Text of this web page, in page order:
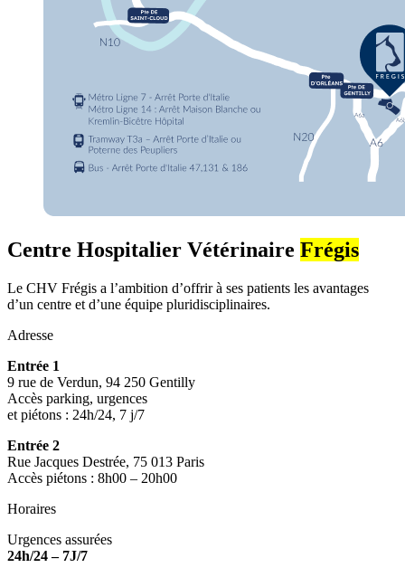
Centre Hospitalier Vétérinaire Frégis
Le CHV Frégis a l’ambition d’offrir à ses patients les avantages
d’un centre et d’une équipe pluridisciplinaires.
Adresse
Entrée 1
9 rue de Verdun, 94 250 Gentilly
Accès parking, urgences
et piétons : 24h/24, 7 j/7
Entrée 2
Rue Jacques Destrée, 75 013 Paris
Accès piétons : 8h00 – 20h00
Horaires
Urgences assurées
24h/24 – 7J/7